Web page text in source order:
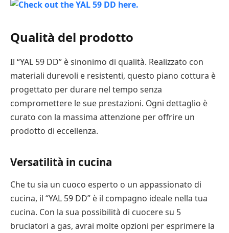
Qualità del prodotto
Il “YAL 59 DD” è sinonimo di qualità. Realizzato con
materiali durevoli e resistenti, questo piano cottura è
progettato per durare nel tempo senza
compromettere le sue prestazioni. Ogni dettaglio è
curato con la massima attenzione per offrire un
prodotto di eccellenza.
Versatilità in cucina
Che tu sia un cuoco esperto o un appassionato di
cucina, il “YAL 59 DD” è il compagno ideale nella tua
cucina. Con la sua possibilità di cuocere su 5
bruciatori a gas, avrai molte opzioni per esprimere la